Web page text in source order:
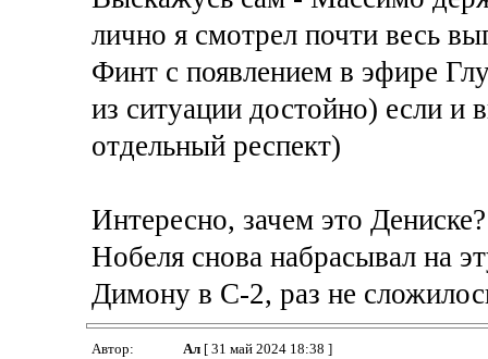
лично я смотрел почти весь
Финт с появлением в эфире
из ситуации достойно) если и
отдельный респект)
Интересно, зачем это
Нобеля снова набрасывал на
Димону в С-2, раз не
Автор: Ал[ 31 май 2024 18:38 ]